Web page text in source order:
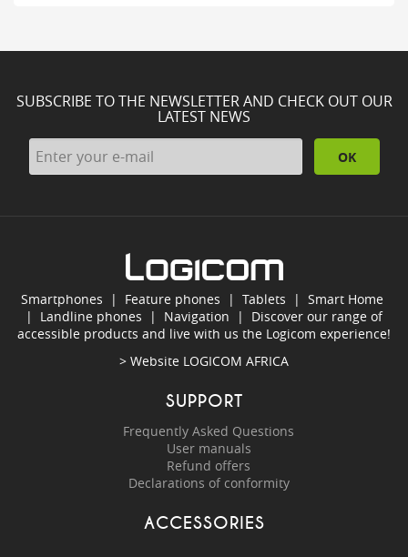
SUBSCRIBE TO THE NEWSLETTER AND CHECK OUT OUR
LATEST NEWS
OK
Smartphones | Feature phones | Tablets | Smart Home
| Landline phones | Navigation | Discover our range of
accessible products and live with us the Logicom experience!
> Website LOGICOM AFRICA
SUPPORT
Frequently Asked Questions
User manuals
Refund offers
Declarations of conformity
ACCESSORIES